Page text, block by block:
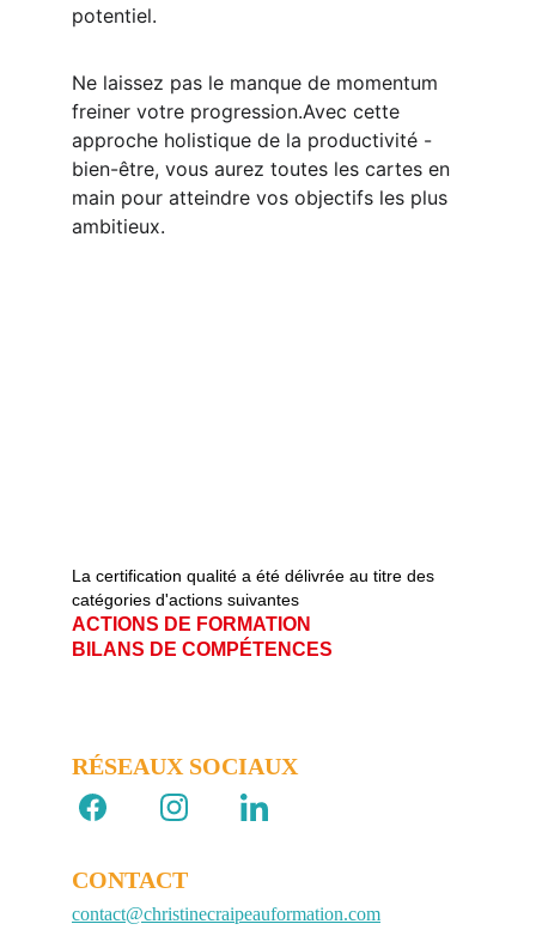
potentiel.
Ne laissez pas le manque de momentum
freiner votre progression.Avec cette
approche holistique de la productivité -
bien-être, vous aurez toutes les cartes en
main pour atteindre vos objectifs les plus
ambitieux.
CONTACT
contact@christinecraipeauformation.com
RÉSEAUX SOCIAUX
La certification qualité a été délivrée au titre des
catégories d'actions suivantes
ACTIONS DE FORMATION
BILANS DE COMPÉTENCES